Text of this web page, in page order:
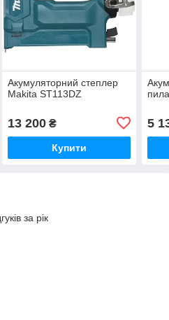
Акумуляторний степлер
Makita ST113DZ
13 200₴
Купити
5
за рік